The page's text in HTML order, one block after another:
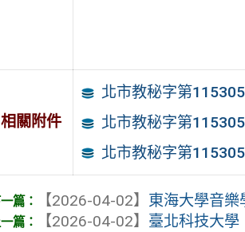
相關附件
北市教秘字第
北市教秘字第
北市教秘字第
【2026-04-02】 東海大學音
【2026-04-02】 臺北科技大